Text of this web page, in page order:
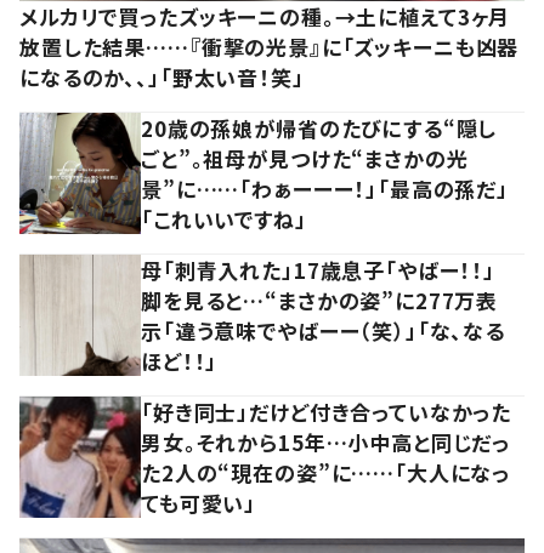
メルカリで買ったズッキーニの種。→土に植えて3ヶ月
放置した結果……『衝撃の光景』に「ズッキーニも凶器
になるのか、、」「野太い音！笑」
20歳の孫娘が帰省のたびにする“隠し
ごと”。祖母が見つけた“まさかの光
景”に……「わぁーーー！」「最高の孫だ」
「これいいですね」
母「刺青入れた」17歳息子「やばー！！」
脚を見ると…“まさかの姿”に277万表
示「違う意味でやばーー（笑）」「な、なる
ほど！！」
「好き同士」だけど付き合っていなかった
男女。それから15年…小中高と同じだっ
た2人の“現在の姿”に……「大人になっ
ても可愛い」